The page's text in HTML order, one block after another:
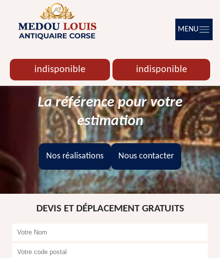
MENU
indisponible indisponible
La référence pour votre
estimation
Nos réalisations Nous contacter
DEVIS ET DÉPLACEMENT GRATUITS